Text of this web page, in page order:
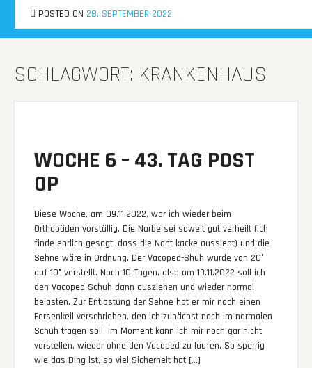
contentbraasimodo.de
SCHLAGWORT: KRANKENHAUS
POSTED ON 12. NOVEMBER 2022
WOCHE 6 – 43. TAG POST
OP
Diese Woche, am 09.11.2022, war ich wieder beim
Orthopäden vorställig. Die Narbe sei soweit gut verheilt (ich
finde ehrlich gesagt, dass die Naht kacke aussieht) und die
Sehne wäre in Ordnung. Der Vacoped-Shuh wurde von 20°
auf 10° verstellt. Nach 10 Tagen, also am 19.11.2022 soll ich
den Vacoped-Schuh dann ausziehen und wieder normal
belasten. Zur Entlastung der Sehne hat er mir noch einen
Fersenkeil verschrieben, den ich zunächst noch im normalen
Schuh tragen soll. Im Moment kann ich mir noch gar nicht
vorstellen, wieder ohne den Vacoped zu laufen. So sperrig
wie das Ding ist, so viel Sicherheit hat […]
POSTED ON 4. OKTOBER 2022
POSTED ON 3. OKTOBER 2022
POSTED ON 28. SEPTEMBER 2022